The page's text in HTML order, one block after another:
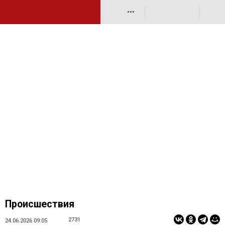
•••
Происшествия
24.06.2026 09:05 2731